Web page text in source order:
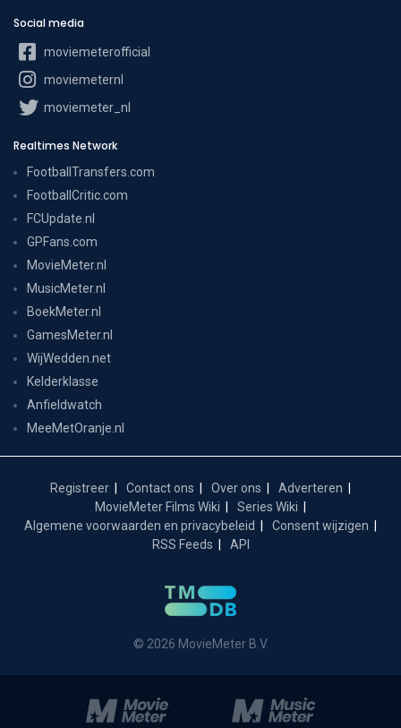
Social media
moviemeterofficial
moviemeternl
moviemeter_nl
Realtimes Network
FootballTransfers.com
FootballCritic.com
FCUpdate.nl
GPFans.com
MovieMeter.nl
MusicMeter.nl
BoekMeter.nl
GamesMeter.nl
WijWedden.net
Kelderklasse
Anfieldwatch
MeeMetOranje.nl
Registreer Contact ons Over ons
Adverteren
MovieMeter Films Wiki
Series Wiki
Algemene voorwaarden en privacybeleid
Consent wijzigen
RSS Feeds
API
© 2026 MovieMeter B.V.